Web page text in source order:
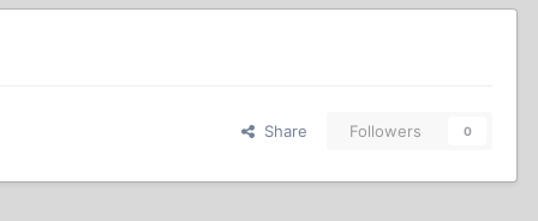
Share Followers 0